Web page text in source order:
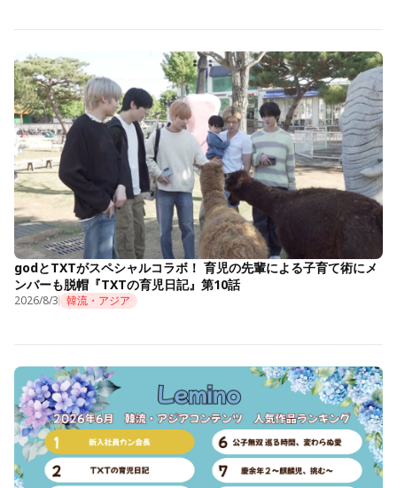
godとTXTがスペシャルコラボ！ 育児の先輩による子育て術にメ
ンバーも脱帽『TXTの育児日記』第10話
2026/8/3 韓流・アジア